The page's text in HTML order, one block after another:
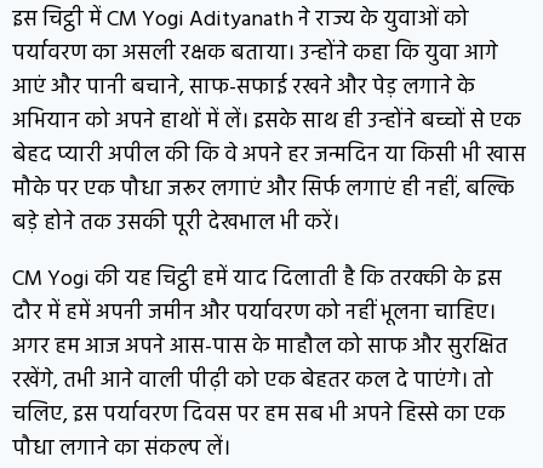
इस चिट्ठी में CM Yogi Adityanath ने राज्य के युवाओं को
पर्यावरण का असली रक्षक बताया। उन्होंने कहा कि युवा आगे
आएं और पानी बचाने, साफ-सफाई रखने और पेड़ लगाने के
अभियान को अपने हाथों में लें। इसके साथ ही उन्होंने बच्चों से एक
बेहद प्यारी अपील की कि वे अपने हर जन्मदिन या किसी भी खास
मौके पर एक पौधा जरूर लगाएं और सिर्फ लगाएं ही नहीं, बल्कि
बड़े होने तक उसकी पूरी देखभाल भी करें।
CM Yogi की यह चिट्ठी हमें याद दिलाती है कि तरक्की के इस
दौर में हमें अपनी जमीन और पर्यावरण को नहीं भूलना चाहिए।
अगर हम आज अपने आस-पास के माहौल को साफ और सुरक्षित
रखेंगे, तभी आने वाली पीढ़ी को एक बेहतर कल दे पाएंगे। तो
चलिए, इस पर्यावरण दिवस पर हम सब भी अपने हिस्से का एक
पौधा लगाने का संकल्प लें।